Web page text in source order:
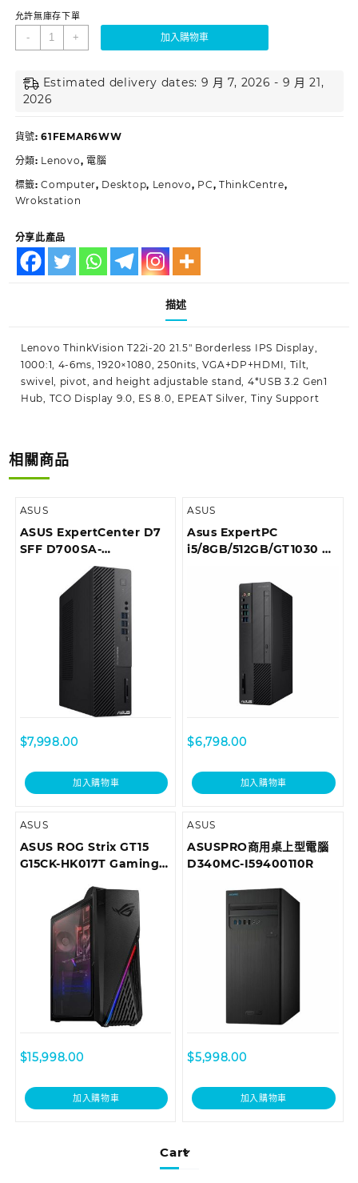
Cart
允許無庫存下單
- + 加入購物車
Estimated delivery dates: 9 月 7, 2026 - 9 月 21,
2026
貨號:61FEMAR6WW
分類: Lenovo, 電腦
標籤:Computer, Desktop, Lenovo, PC,ThinkCentre,
Wrokstation
分享此產品
描述
Lenovo ThinkVision T22i-20 21.5″ Borderless IPS Display,
1000:1, 4-6ms, 1920×1080, 250nits, VGA+DP+HDMI, Tilt,
swivel, pivot, and height adjustable stand, 4*USB 3.2 Gen1
Hub, TCO Display 9.0, ES 8.0, EPEAT Silver, Tiny Support
相關商品
ASUS
ASUS ExpertCenter D7
SFF D700SA-
510500010T Desktop
$7,998.00
加入購物車
ASUS
Asus ExpertPC
i5/8GB/512GB/GT1030 商
I59400003T
$6,798.00
加入購物車
ASUS
ASUS ROG Strix GT15
G15CK-HK017T Gaming
$15,998.00
加入購物車
ASUS
ASUSPRO商用桌上型電腦
D340MC-I59400110R
$5,998.00
加入購物車